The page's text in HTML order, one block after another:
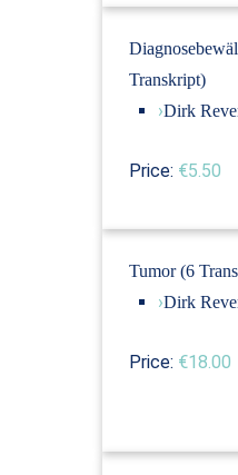
Transkript)
›Dirk
Price: €5.50
Tumor (6
›Dirk
Price: €18.00